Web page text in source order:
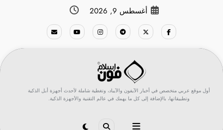
أغسطس 9, 2026
أول موقع عربي متخصص في أخبار الآيفون والآيباد، وتغطية شاملة لأحدث أجهزة أبل الذكية
وتطبيقاتها، بالإضافة إلى كل ما يهمك في عالم التقنية والأجهزة الذكية.